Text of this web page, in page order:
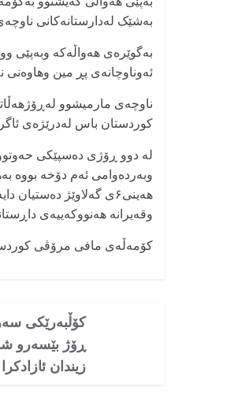
بەشێک لەدارستانەکانی ناوچەی
بەگوێرەی هەواڵەکە وبەپێی
ئەوناوچانەی پڕ مین وهاوەنی
ناوچەی مارمیشوو
کوردستان باس لەدرێژەی
وبەردەوامی ئەم دۆخە بووە
هەینی۶ی گەلاوێژ
وقەیرانە هەنووکەییەی
کۆمەڵەی مافی مرۆڤی
ڕۆژ بێسەرو
زیندان ئازادکرا